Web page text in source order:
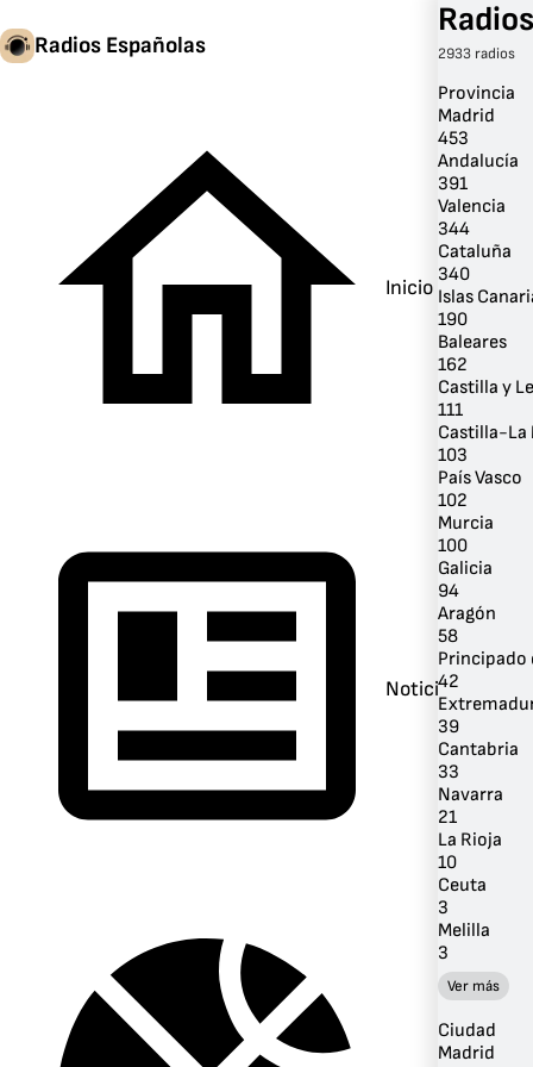
Radios Españolas
Inicio
Noticias
2933 radios
Provincia
Madrid
453
Andalucía
391
Valencia
344
Cataluña
340
Islas
190
Baleares
162
Castilla y
111
Castilla-La
103
País Vasco
102
Murcia
100
Galicia
94
Aragón
58
Principado
42
39
Cantabria
33
Navarra
21
La Rioja
10
Ceuta
3
Melilla
3
Ver más
Ciudad
Madrid